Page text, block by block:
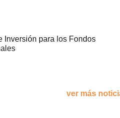
Inversión para los Fondos
ver más